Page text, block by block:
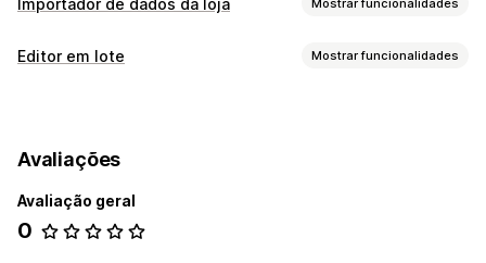
Importador de dados da loja Mostrar funcionalidades
Sincronização de dados
Migração de dados
Produtos
Editor em lote Mostrar funcionalidades
Otimização de imagem
Editar em lote
Avaliações
Avaliação geral
0